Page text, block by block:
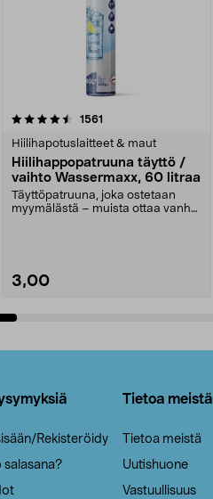
1561
Hiilihapotuslaitteet & maut
Hiilihappopatruuna täyttö /
vaihto Wassermaxx, 60 litraa
Täyttöpatruuna, joka ostetaan
myymälästä – muista ottaa vanha
3,00
4.5viidestä
Rekisteröidy
salasana?
Tietoa meistä
Tietoa meistä
Uutishuone
Vastuullisuus